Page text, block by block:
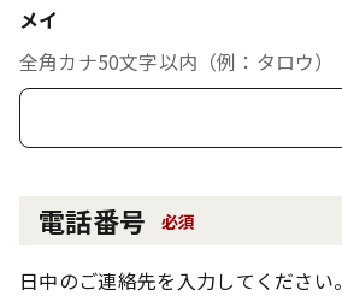
メイ
全角カナ50文字以内（例：タロウ）
電話番号 必須
日中のご連絡先を入力してください。